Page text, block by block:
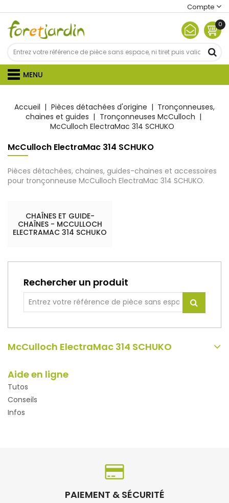
Compte
0
MENU
Accueil Pièces détachées d'origine
Tronçonneuses,
chaines et guides
Tronçonneuses McCulloch
McCulloch ElectraMac 314 SCHUKO
McCulloch ElectraMac 314 SCHUKO
Pièces détachées, chaines, guides-chaines et accessoires
pour tronçonneuse McCulloch ElectraMac 314 SCHUKO.
CHAÎNES ET GUIDE-
CHAÎNES - MCCULLOCH
ELECTRAMAC 314 SCHUKO
Rechercher un produit
McCulloch ElectraMac 314 SCHUKO
Aide en ligne
Tutos
Conseils
Infos
PAIEMENT & SÉCURITÉ